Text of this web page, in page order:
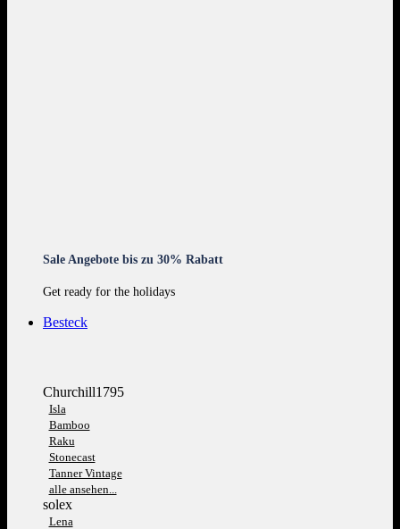
Sale Angebote bis zu 30% Rabatt
Get ready for the holidays
Besteck
Churchill1795
Isla
Bamboo
Raku
Stonecast
Tanner Vintage
alle ansehen...
solex
Lena